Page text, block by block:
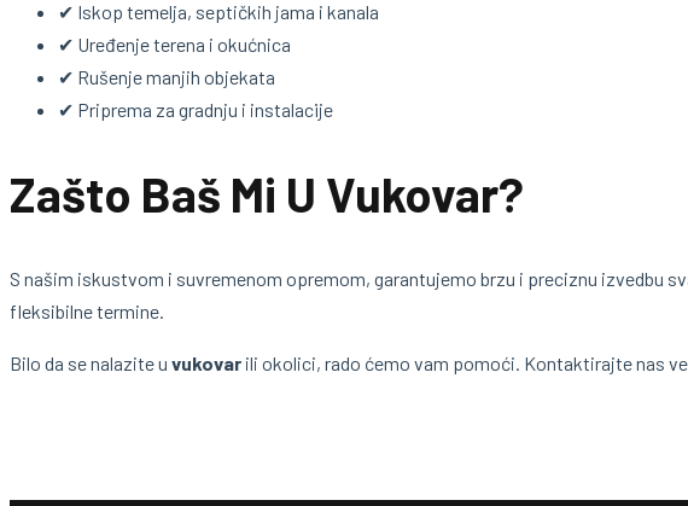
✔ Iskop temelja, septičkih jama i kanala
✔ Uređenje terena i okućnica
✔ Rušenje manjih objekata
✔ Priprema za gradnju i instalacije
Zašto Baš Mi U Vukovar?
S našim iskustvom i suvremenom opremom, garantujemo brzu i preciznu izvedbu
fleksibilne termine.
Bilo da se nalazite u vukovar ili okolici, rado ćemo vam pomoći. Kontaktirajte nas